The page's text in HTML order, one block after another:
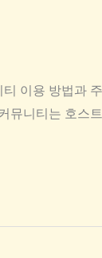
이용 방법과
니티는 호